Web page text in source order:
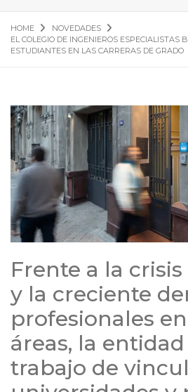
HOME
NOVEDADES
EL COLEGIO DE INGENIEROS ESPECIALISTAS
ESTUDIANTES EN LAS CARRERAS DE GRADO
Frente a la
y la creciente
profesionales
áreas, la
trabajo de